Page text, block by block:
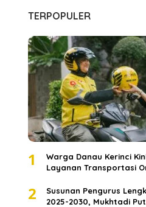
TERPOPULER
1
Warga Danau Kerinci
Layanan Transportasi
2
Susunan Pengurus
2025-2030, Mukhtadi